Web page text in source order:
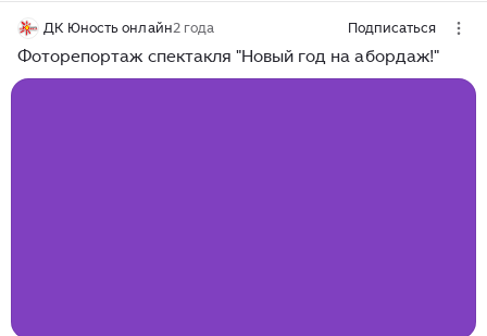
ДК Юность онлайн2 года Подписаться
Фоторепортаж спектакля "Новый год на абордаж!"